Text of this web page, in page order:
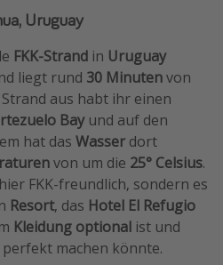
Uruguay
FKK-Strand in Uruguay
liegt rund 30 Minutenvon
Strand aus habt ihr einen
Bayund auf den
hat das Wasser dort
von um die 25° Celsius.
FKK-freundlich, sondern es
Resort, das Hotel El Refugio
Kleidung optional ist und
machen könnte.